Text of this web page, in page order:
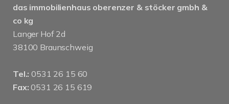
das immobilienhaus oberenzer & stöcker gmbh &
co kg
Langer Hof 2d
38100 Braunschweig
Tel.: 0531 26 15 60
Fax: 0531 26 15 619